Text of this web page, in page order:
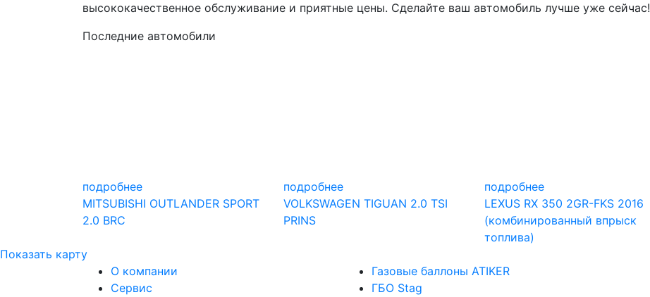
высококачественное обслуживание и приятные цены. Сделайте ваш автомобиль лучше уже сейчас!
Последние автомобили
подробнее
MITSUBISHI OUTLANDER SPORT
2.0 BRC
подробнее
VOLKSWAGEN TIGUAN 2.0 TSI
PRINS
подробнее
LEXUS RX 350 2GR-FKS 2016
(комбинированный впрыск
топлива)
Показать карту
О компании
Сервис
Газовые баллоны ATIKER
ГБО Stag